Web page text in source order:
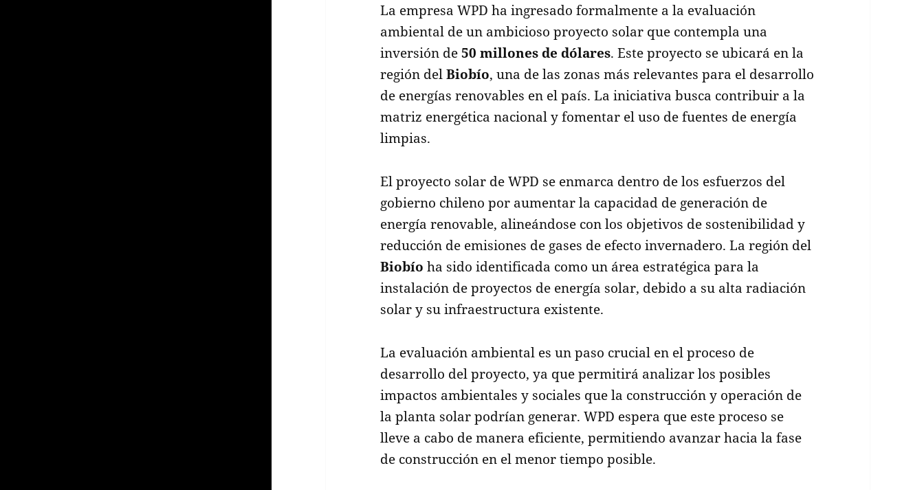
La empresa WPD ha ingresado formalmente a la evaluación
ambiental de un ambicioso proyecto solar que contempla una
inversión de50 millones de dólares. Este proyecto se ubicará en la
región delBiobío, una de las zonas más relevantes para el desarrollo
de energías renovables en el país. La iniciativa busca contribuir a la
matriz energética nacional y fomentar el uso de fuentes de energía
limpias.
El proyecto solar de WPD se enmarca dentro de los esfuerzos del
gobierno chileno por aumentar la capacidad de generación de
energía renovable, alineándose con los objetivos de sostenibilidad y
reducción de emisiones de gases de efecto invernadero. La región del
Biobío ha sido identificada como un área estratégica para la
instalación de proyectos de energía solar, debido a su alta radiación
solar y su infraestructura existente.
La evaluación ambiental es un paso crucial en el proceso de
desarrollo del proyecto, ya que permitirá analizar los posibles
impactos ambientales y sociales que la construcción y operación de
la planta solar podrían generar. WPD espera que este proceso se
lleve a cabo de manera eficiente, permitiendo avanzar hacia la fase
de construcción en el menor tiempo posible.